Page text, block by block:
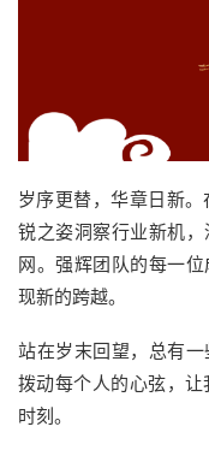
岁序更替，华章日新
锐之姿洞察行业新机
网。强辉团队的每一
现新的跨越。
站在岁末回望，总有
拨动每个人的心弦，
时刻。